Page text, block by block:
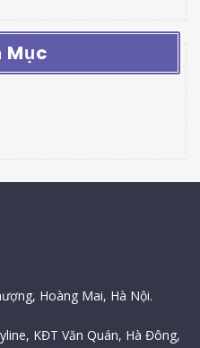
Mục
Hoàng Mai, Hà Nội.
KĐT Văn Quán, Hà Đông,